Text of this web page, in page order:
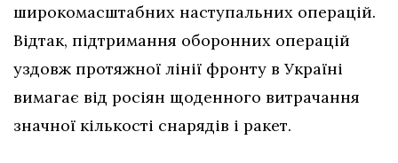
широкомасштабних наступальних операцій.
Відтак, підтримання оборонних операцій
уздовж протяжної лінії фронту в Україні
вимагає від росіян щоденного витрачання
значної кількості снарядів і ракет.